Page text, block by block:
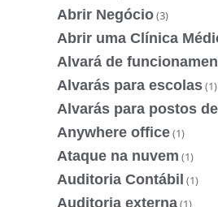
Abrir Negócio(3)
Abrir uma Clínica
Alvará de
Alvarás para escolas(1)
Alvarás para postos
Anywhere office(1)
Ataque na nuvem (1)
Auditoria Contábil (1)
Auditoria externa(1)